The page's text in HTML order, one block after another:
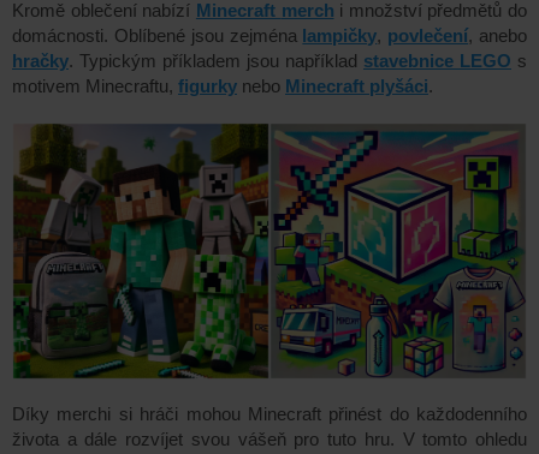
Kromě oblečení nabízí Minecraft merch i množství předmětů do
domácnosti. Oblíbené jsou zejména lampičky, povlečení, anebo
hračky. Typickým příkladem jsou například stavebnice LEGO s
motivem Minecraftu, figurky nebo Minecraft plyšáci.
Díky merchi si hráči mohou Minecraft přinést do každodenního
života a dále rozvíjet svou vášeň pro tuto hru. V tomto ohledu